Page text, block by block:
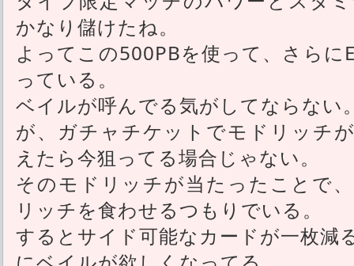
かなり儲けたね。
よってこの500PBを使って、さらに
っている。
ベイルが呼んでる気がしてならない
が、ガチャチケットでモドリッチ
えたら今狙ってる場合じゃない。
そのモドリッチが当たったことで
リッチを食わせるつもりでいる。
するとサイド可能なカードが一枚減